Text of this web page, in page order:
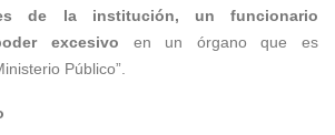
de la institución, un funcionario
excesivo en un órgano que es
Público”.